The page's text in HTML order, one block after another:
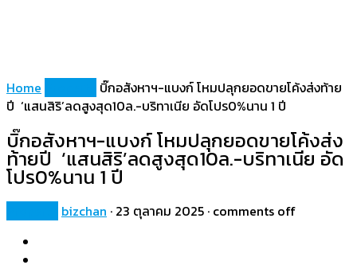
Home
บิ๊กอสังหาฯ-แบงก์ โหมปลุกยอดขายโค้งส่งท้าย
ปี ‘แสนสิริ’ลดสูงสุด10ล.-บริทาเนีย อัดโปร0%นาน 1 ปี
บิ๊กอสังหาฯ-แบงก์ โหมปลุกยอดขายโค้งส่ง
ท้ายปี ‘แสนสิริ’ลดสูงสุด10ล.-บริทาเนีย อัด
โปร0%นาน 1 ปี
bizchan · 23 ตุลาคม 2025 · comments off